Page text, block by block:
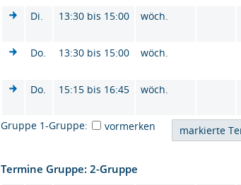
Di.
13:30 bis 15:00 wöch.
Do.
13:30 bis 15:00 wöch.
Do.
15:15 bis 16:45 wöch.
Gruppe 1-Gruppe:
vormerken
Termine Gruppe: 2-Gruppe